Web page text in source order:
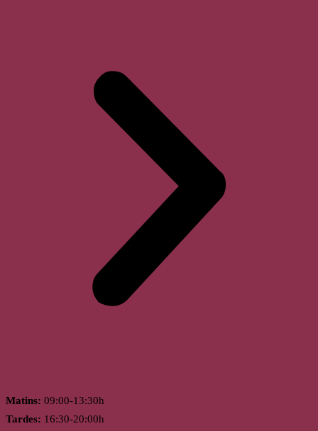
Matins: 09:00-13:30h
Tardes: 16:30-20:00h